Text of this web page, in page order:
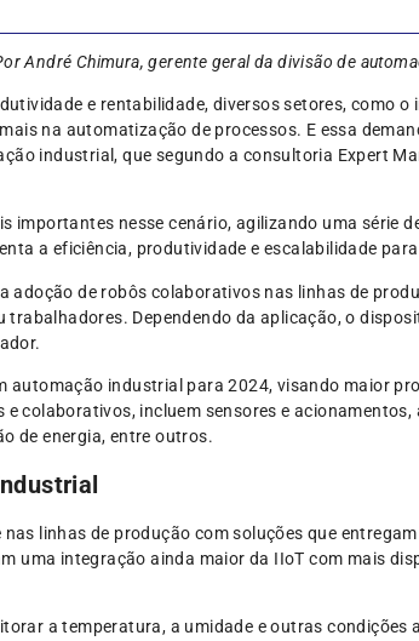
André Chimura, gerente geral da divisão de
e rentabilidade, diversos setores, como
na automatização de processos. E essa
industrial, que segundo a consultoria Expert
nesse cenário, agilizando uma série
a eficiência, produtividade e escalabilidade
de robôs colaborativos nas linhas de
Dependendo da aplicação, o
automação industrial para 2024, visando maior
colaborativos, incluem sensores e
de energia, entre outros.
linhas de produção com soluções que
uma integração ainda maior da IIoT com mais
a temperatura, a umidade e outras